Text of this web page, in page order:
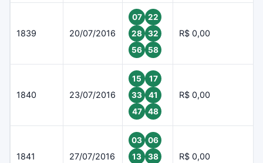
1839 20/07/2016
07
22
28
32
56
58
R$ 0,00
1840 23/07/2016
15
17
33
41
47
48
R$ 0,00
1841 27/07/2016
03
06
13
38
R$ 0,00